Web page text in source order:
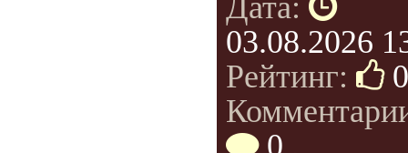
Дата:
03.08.2026
Рейтинг:
0